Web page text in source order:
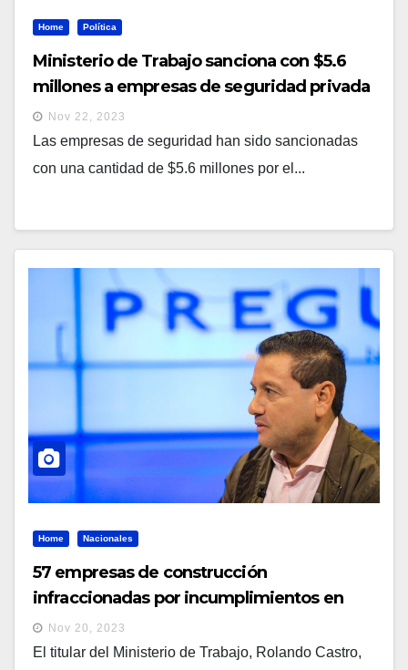
Home Política
Ministerio de Trabajo sanciona con $5.6
millones a empresas de seguridad privada
Nov 22, 2023
Las empresas de seguridad han sido sancionadas
con una cantidad de $5.6 millones por el...
Home Nacionales
57 empresas de construcción
infraccionadas por incumplimientos en
seguridad ocupacional
Nov 20, 2023
El titular del Ministerio de Trabajo, Rolando Castro,